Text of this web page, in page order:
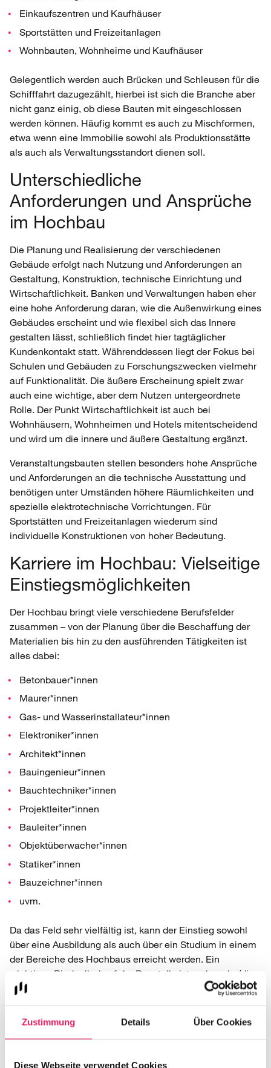
Zustimmung Details Über Cookies
Diese Webseite verwendet Cookies
Einkaufszentren und Kaufhäuser
Sportstätten und Freizeitanlagen
Wohnbauten, Wohnheime und Kaufhäuser
Gelegentlich werden auch Brücken und Schleusen für die
Schifffahrt dazugezählt, hierbei ist sich die Branche aber
nicht ganz einig, ob diese Bauten mit eingeschlossen
werden können. Häufig kommt es auch zu Mischformen,
etwa wenn eine Immobilie sowohl als Produktionsstätte
als auch als Verwaltungsstandort dienen soll.
Unterschiedliche
Anforderungen und Ansprüche
im Hochbau
Die Planung und Realisierung der verschiedenen
Gebäude erfolgt nach Nutzung und Anforderungen an
Gestaltung, Konstruktion, technische Einrichtung und
Wirtschaftlichkeit. Banken und Verwaltungen haben eher
eine hohe Anforderung daran, wie die Außenwirkung eines
Gebäudes erscheint und wie flexibel sich das Innere
gestalten lässt, schließlich findet hier tagtäglicher
Kundenkontakt statt. Währenddessen liegt der Fokus bei
Schulen und Gebäuden zu Forschungszwecken vielmehr
auf Funktionalität. Die äußere Erscheinung spielt zwar
auch eine wichtige, aber dem Nutzen untergeordnete
Rolle. Der Punkt Wirtschaftlichkeit ist auch bei
Wohnhäusern, Wohnheimen und Hotels mitentscheidend
und wird um die innere und äußere Gestaltung ergänzt.
Veranstaltungsbauten stellen besonders hohe Ansprüche
und Anforderungen an die technische Ausstattung und
benötigen unter Umständen höhere Räumlichkeiten und
spezielle elektrotechnische Vorrichtungen. Für
Sportstätten und Freizeitanlagen wiederum sind
individuelle Konstruktionen von hoher Bedeutung.
Karriere im Hochbau: Vielseitige
Einstiegsmöglichkeiten
Der Hochbau bringt viele verschiedene Berufsfelder
zusammen – von der Planung über die Beschaffung der
Materialien bis hin zu den ausführenden Tätigkeiten ist
alles dabei:
Betonbauer*innen
Maurer*innen
Gas- und Wasserinstallateur*innen
Elektroniker*innen
Architekt*innen
Bauingenieur*innen
Bauchtechniker*innen
Projektleiter*innen
Bauleiter*innen
Objektüberwacher*innen
Statiker*innen
Bauzeichner*innen
uvm.
Da das Feld sehr vielfältig ist, kann der Einstieg sowohl
über eine Ausbildung als auch über ein Studium in einem
der Bereiche des Hochbaus erreicht werden. Ein
wichtiges Bindeglied auf der Baustelle ist zudem der/die
Bauleiter*in.
Wie wird man Bauleiter:in:
Ausbildung und Studium
Zu den Aufgaben der Bauleitung gehört, den Überblick